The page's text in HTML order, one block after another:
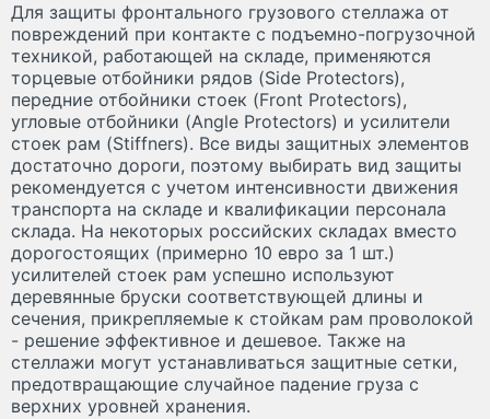
Для защиты фронтального грузового стеллажа от
повреждений при контакте с подъемно-погрузочной
техникой, работающей на складе, применяются
торцевые отбойники рядов (Side Protectors),
передние отбойники стоек (Front Protectors),
угловые отбойники (Angle Protectors) и усилители
стоек рам (Stiffners). Все виды защитных элементов
достаточно дороги, поэтому выбирать вид защиты
рекомендуется с учетом интенсивности движения
транспорта на складе и квалификации персонала
склада. На некоторых российских складах вместо
дорогостоящих (примерно 10 евро за 1 шт.)
усилителей стоек рам успешно используют
деревянные бруски соответствующей длины и
сечения, прикрепляемые к стойкам рам проволокой
- решение эффективное и дешевое. Также на
стеллажи могут устанавливаться защитные сетки,
предотвращающие случайное падение груза с
верхних уровней хранения.